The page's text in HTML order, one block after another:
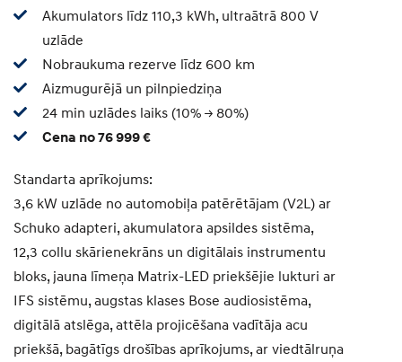
Akumulators līdz 110,3 kWh, ultraātrā 800 V
uzlāde
Nobraukuma rezerve līdz 600 km
Aizmugurējā un pilnpiedziņa
24 min uzlādes laiks (10% -> 80%)
Cena no 76 999 €
Standarta aprīkojums:
3,6 kW uzlāde no automobiļa patērētājam (V2L) ar
Schuko adapteri, akumulatora apsildes sistēma,
12,3 collu skārienekrāns un digitālais instrumentu
bloks, jauna līmeņa Matrix-LED priekšējie lukturi ar
IFS sistēmu, augstas klases Bose audiosistēma,
digitālā atslēga, attēla projicēšana vadītāja acu
priekšā, bagātīgs drošības aprīkojums, ar viedtālruņa